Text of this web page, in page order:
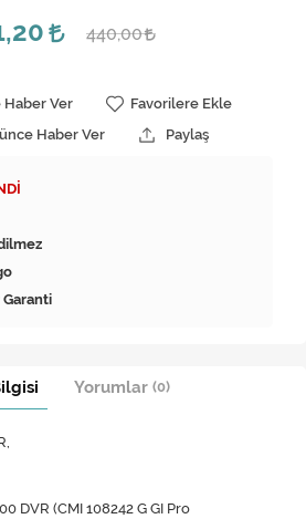
440,00
Haber Ver
Favorilere Ekle
Haber Ver
Paylaş
Garanti
Yorumlar (0)
DVR (CMI 108242 G GI Pro